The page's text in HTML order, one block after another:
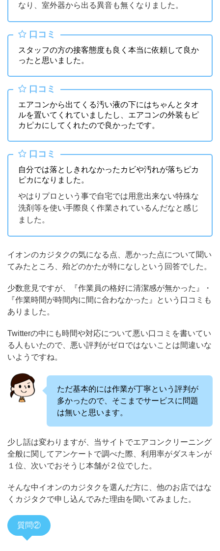
なり、室外器から出る異音も無くなりました。
口コミ
スタッフの方の接客態度も良く本当に依頼して良か
ったと思いました。
口コミ
エアコンから出てくる汚い液の下にはちゃんとタオ
ルを置いてくれていましたし、エアコンの外装もピ
カピカにしてくれたので良かったです。
口コミ
自分では落としきれなかったカビや汚れが落ちピカ
ピカになりました。
やはりプロという事で自宅では用意出来ない特殊な
洗剤等を使い手際良く作業されているんだなと感じ
ました。
イオンのカジタクの気になる点、悪かった点について聞い
てみたところ、殆どのかたが特になしという回答でした。
少数意見ですが、『作業員の格好に清潔感が無かった』・
『作業時間が時間内に間に合わなかった』という口コミも
ありました。
Twitterの中にも時間や対応について悪い口コミを書いてい
る人もいたので、悪い評判がゼロではないことは間違いな
いようですね。
ただ基本的には作業が丁寧という評判が
多かったので、そこまでサービスに問題
は無いと思います。
少し話は変わりますが、当サイトでエアコンクリーニング
全般に関してアンケートで調べた際、利用率がダスキンが
１位、次いでおそうじ本舗が２位でした。
そんな中イオンのカジタクを選んだ方に、他のお店ではな
くカジタクで申し込んでみた理由を聞いてみました。
質問②